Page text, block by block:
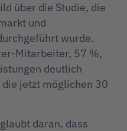
über die Studie, die
und
wurde.
Mitarbeiter, 57 %,
deutlich
jetzt möglichen 30
daran, dass